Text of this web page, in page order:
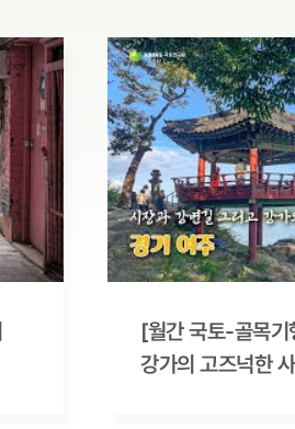
[월간 국토-골목
강가의 고즈넉한